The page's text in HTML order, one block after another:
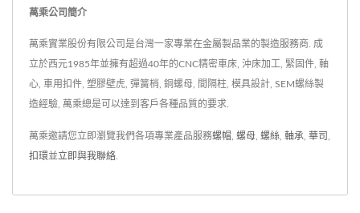
萬乘公司簡介
萬乘實業股份有限公司是台灣一家專業在金屬製品業的製造服務商. 成
立於西元1985年並擁有超過40年的CNC精密車床, 沖床加工, 緊固件, 軸
心, 車用扣件, 塑膠壁虎, 彈簧梢, 銅螺母, 間隔柱, 模具設計, SEM螺絲製
造經驗, 萬乘總是可以達到客戶各種品質的要求.
萬乘邀請您立即瀏覽我們各項專業產品服務螺帽 螺母 螺絲 軸承 華司
扣環並立即與我聯絡